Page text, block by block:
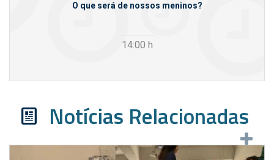
O que será de nossos meninos?
14:00 h
Notícias Relacionadas